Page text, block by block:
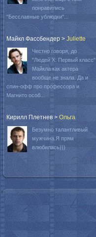
понравились
"Бесславные ублюдки"...
Майкл Фассбендер > Juliette
Честно говоря, до
"Людей Х: Первый класс"
Майкла как актера
вообще не знала. Да и
спин-офф про профессора и
Магнито особ...
Кирилл Плетнев > Oльга
Безумно талантливый
мужчина.Я прям
влюбилась)))